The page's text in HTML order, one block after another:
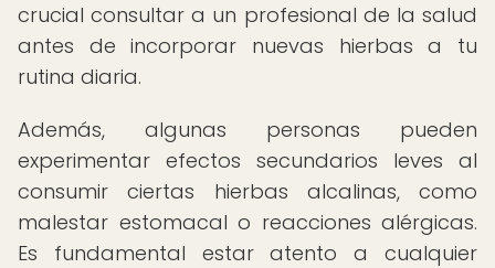
crucial consultar a un profesional de la salud
antes de incorporar nuevas hierbas a tu
rutina diaria.
Además, algunas personas pueden
experimentar efectos secundarios leves al
consumir ciertas hierbas alcalinas, como
malestar estomacal o reacciones alérgicas.
Es fundamental estar atento a cualquier